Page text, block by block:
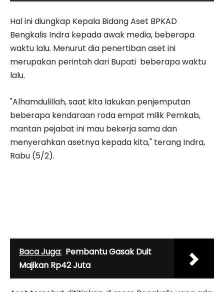
Hal ini diungkap Kepala Bidang Aset BPKAD
Bengkalis Indra kepada awak media, beberapa
waktu lalu. Menurut dia penertiban aset ini
merupakan perintah dari Bupati beberapa waktu
lalu.
"Alhamdulillah, saat kita lakukan penjemputan
beberapa kendaraan roda empat milik Pemkab,
mantan pejabat ini mau bekerja sama dan
menyerahkan asetnya kepada kita," terang Indra,
Rabu (5/2).
Baca Juga: Pembantu Gasak Duit
Majikan Rp42 Juta